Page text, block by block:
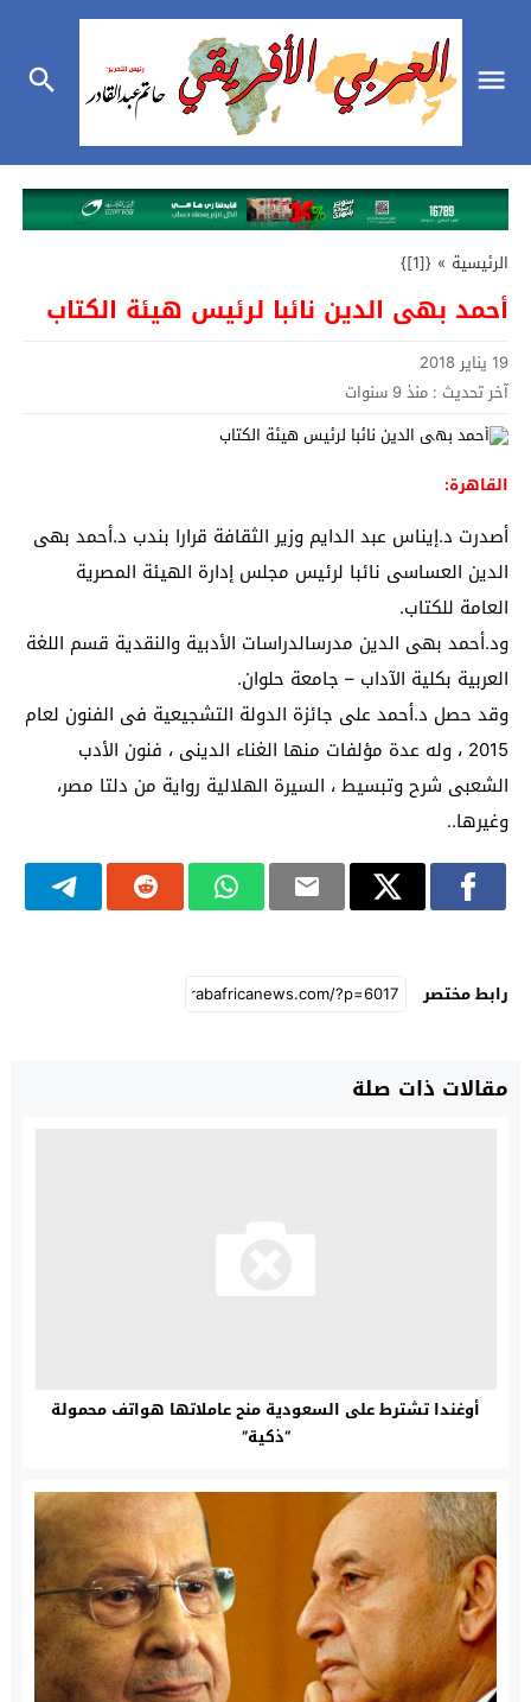
الرئيسية »
{[1]}
أحمد بهى الدين نائبا لرئيس هيئة الكتاب
19 يناير 2018
آخر تحديث : منذ 9 سنوات
القاهرة:
أصدرت د.إيناس عبد الدايم وزير الثقافة قرارا بندب د.أحمد بهى
الدين العساسى نائبا لرئيس مجلس إدارة الهيئة المصرية
العامة للكتاب.
ود.أحمد بهى الدين مدرسالدراسات الأدبية والنقدية قسم اللغة
العربية بكلية الآداب – جامعة حلوان.
وقد حصل د.أحمد على جائزة الدولة التشجيعية فى الفنون لعام
2015 ، وله عدة مؤلفات منها الغناء الدينى ، فنون الأدب
الشعبى شرح وتبسيط ، السيرة الهلالية رواية من دلتا مصر،
وغيرها..
رابط مختصر
مقالات ذات صلة
أوغندا تشترط على السعودية منح عاملاتها هواتف محمولة
“ذكية”